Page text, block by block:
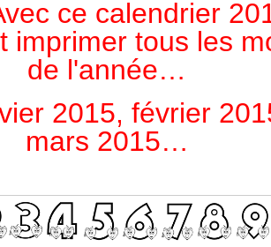
ce calendrier
imprimer tous les
de l'année…
2015, février
mars 2015…